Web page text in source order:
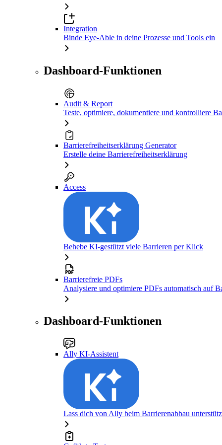
Integration
Binde Eye-Able in deine Prozesse und Tools ein
Dashboard-Funktionen
Audit & Report
Teste, optimiere, dokumentiere und kontrolliere
Barrierefreiheitserklärung Generator
Erstelle deine Barrierefreiheitserklärung
Access
Behebe KI-gestützt viele Barrieren per Klick
Barrierefreie PDFs
Analysiere und optimiere PDFs automatisch auf
Dashboard-Funktionen
Ally KI-Assistent
Lass dich von Ally beim Barrierenabbau